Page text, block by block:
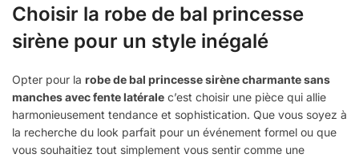
Choisir la robe de bal princesse
sirène pour un style inégalé
Opter pour la robe de bal princesse sirène charmante sans
manches avec fente latérale c’est choisir une pièce qui allie
harmonieusement tendance et sophistication. Que vous soyez à
la recherche du look parfait pour un événement formel ou que
vous souhaitiez tout simplement vous sentir comme une